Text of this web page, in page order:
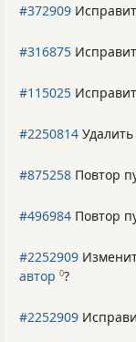
#372909
#316875
#115025
#2250814
#875258 Повтор
#496984 Повтор
#2252909
автор 0?
#2252909